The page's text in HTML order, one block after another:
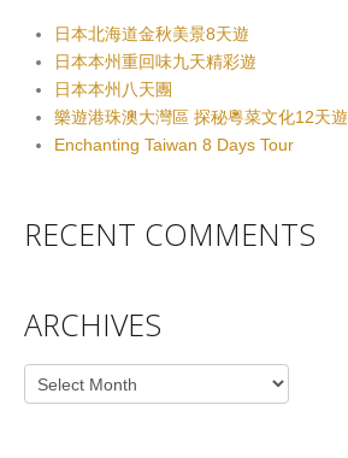
日本北海道金秋美景8天遊
日本本州重回味九天精彩遊
日本本州八天團
樂遊港珠澳大灣區 探秘粵菜文化12天遊
Enchanting Taiwan 8 Days Tour
RECENT COMMENTS
ARCHIVES
Archives